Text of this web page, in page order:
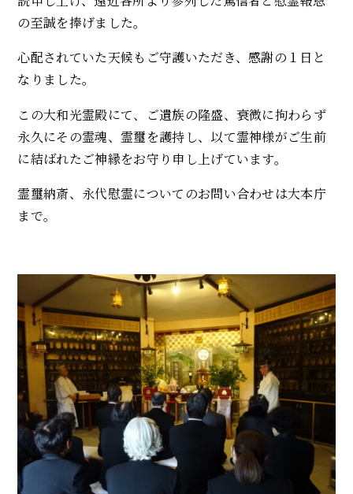
の至誠を捧げました。
心配されていた天候もご守護いただき、感謝の１日と
なりました。
この大和光霊殿にて、ご遺族の隆盛、衰微に拘わらず
永久にその霊魂、霊璽を護持し、以て霊神様がご生前
に結ばれたご神縁をお守り申し上げています。
霊璽納斎、永代慰霊についてのお問い合わせは大本庁
まで。